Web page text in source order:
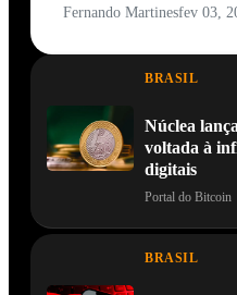
Fernando Martinesfev 03,
BRASIL
Núclea
voltada à
digitais
Portal do Bitcoin
BRASIL